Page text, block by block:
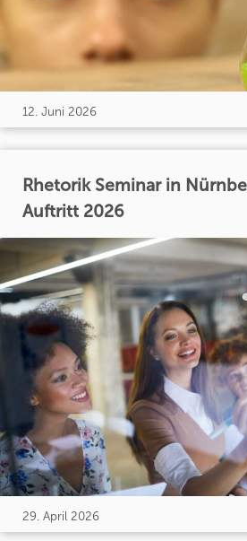
12. Juni 2026
Rhetorik Seminar in
Auftritt 2026
29. April 2026